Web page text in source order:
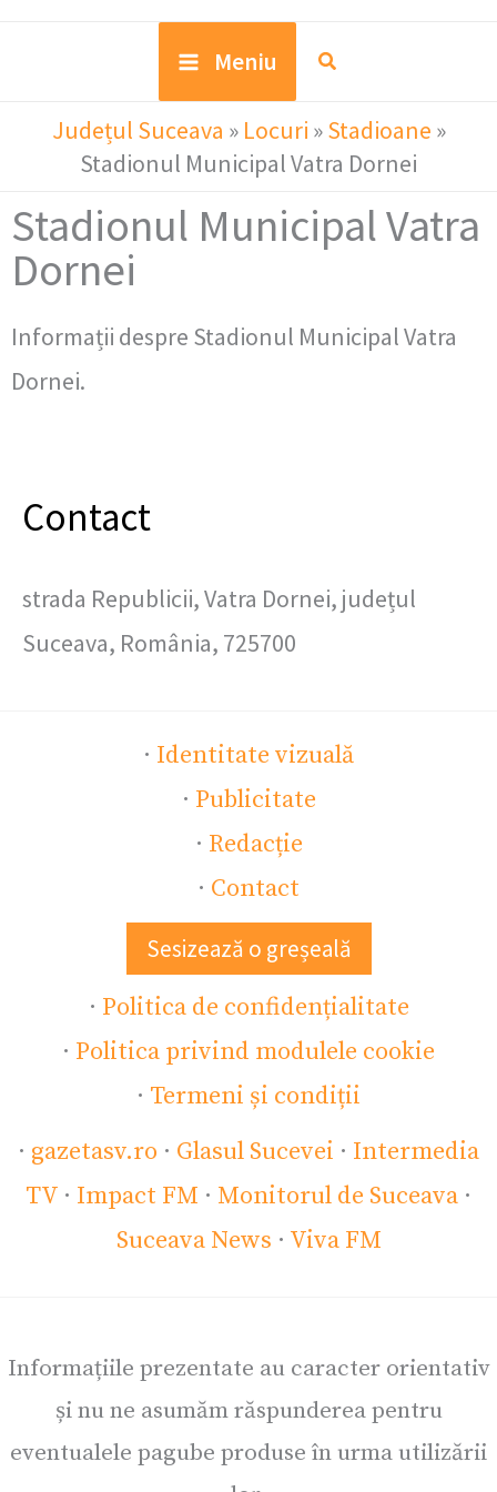
Meniu
Județul Suceava » Locuri »Stadioane »
Stadionul Municipal Vatra Dornei
Stadionul Municipal Vatra
Dornei
Informații despre Stadionul Municipal Vatra
Dornei.
Contact
strada Republicii, Vatra Dornei, județul
Suceava, România, 725700
· Identitate vizuală
· Publicitate
· Redacție
· Contact
Sesizează o greșeală
· Politica de confidențialitate
· Politica privind modulele cookie
· Termeni și condiții
· gazetasv.ro · Glasul Sucevei · Intermedia
TV · Impact FM · Monitorul de Suceava ·
Suceava News · Viva FM
Informațiile prezentate au caracter orientativ
și nu ne asumăm răspunderea pentru
eventualele pagube produse în urma utilizării